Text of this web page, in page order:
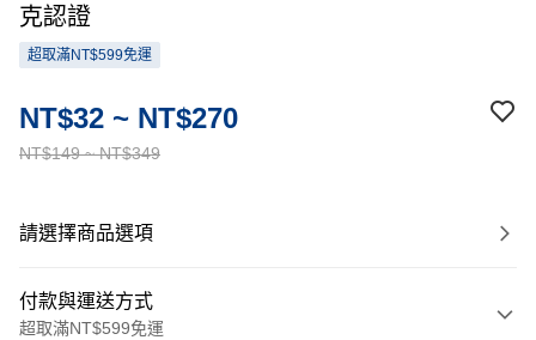
克認證
超取滿NT$599免運
NT$149 ~ NT$349
NT$32 ~ NT$270
請選擇商品選項
付款與運送方式
超取滿NT$599免運